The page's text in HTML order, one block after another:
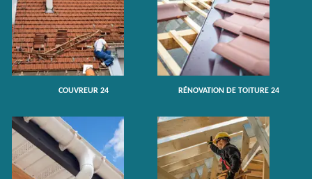
COUVREUR 24 RÉNOVATION DE TOITURE 24